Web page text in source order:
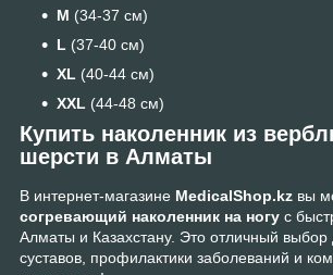
M (34-37 см)
L (37-40 см)
XL (40-44 см)
XXL (44-48 см)
Купить наколенник из
шерсти в Алматы
В интернет-магазине MedicalShop.kz вы
согревающий наколенник на ногу с
Алматы и Казахстану. Это отличный
суставов, профилактики заболеваний и